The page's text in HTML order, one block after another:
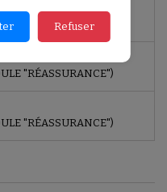
"RÉASSURANCE")
"RÉASSURANCE")
"RÉASSURANCE")
Refuser